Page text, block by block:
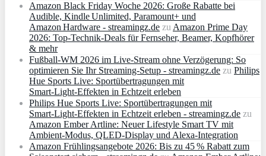
Amazon Black Friday Woche 2026: Große Rabatte bei
Audible, Kindle Unlimited, Paramount+ und
Amazon Hardware - streamingz.de zuAmazon Prime Day
2026: Top-Technik-Deals für Fernseher, Beamer, Kopfhörer
& mehr
Fußball-WM 2026 im Live-Stream ohne Verzögerung: So
optimieren Sie Ihr Streaming-Setup - streamingz.de zu Philips
Hue Sports Live: Sportübertragungen mit
Smart‑Light‑Effekten in Echtzeit erleben
Philips Hue Sports Live: Sportübertragungen mit
Smart‑Light‑Effekten in Echtzeit erleben - streamingz.de zu
Amazon Ember Artline: Neuer Lifestyle Smart TV mit
Ambient‑Modus, QLED‑Display und Alexa‑Integration
Amazon Frühlingsangebote 2026: Bis zu 45 % Rabatt zum